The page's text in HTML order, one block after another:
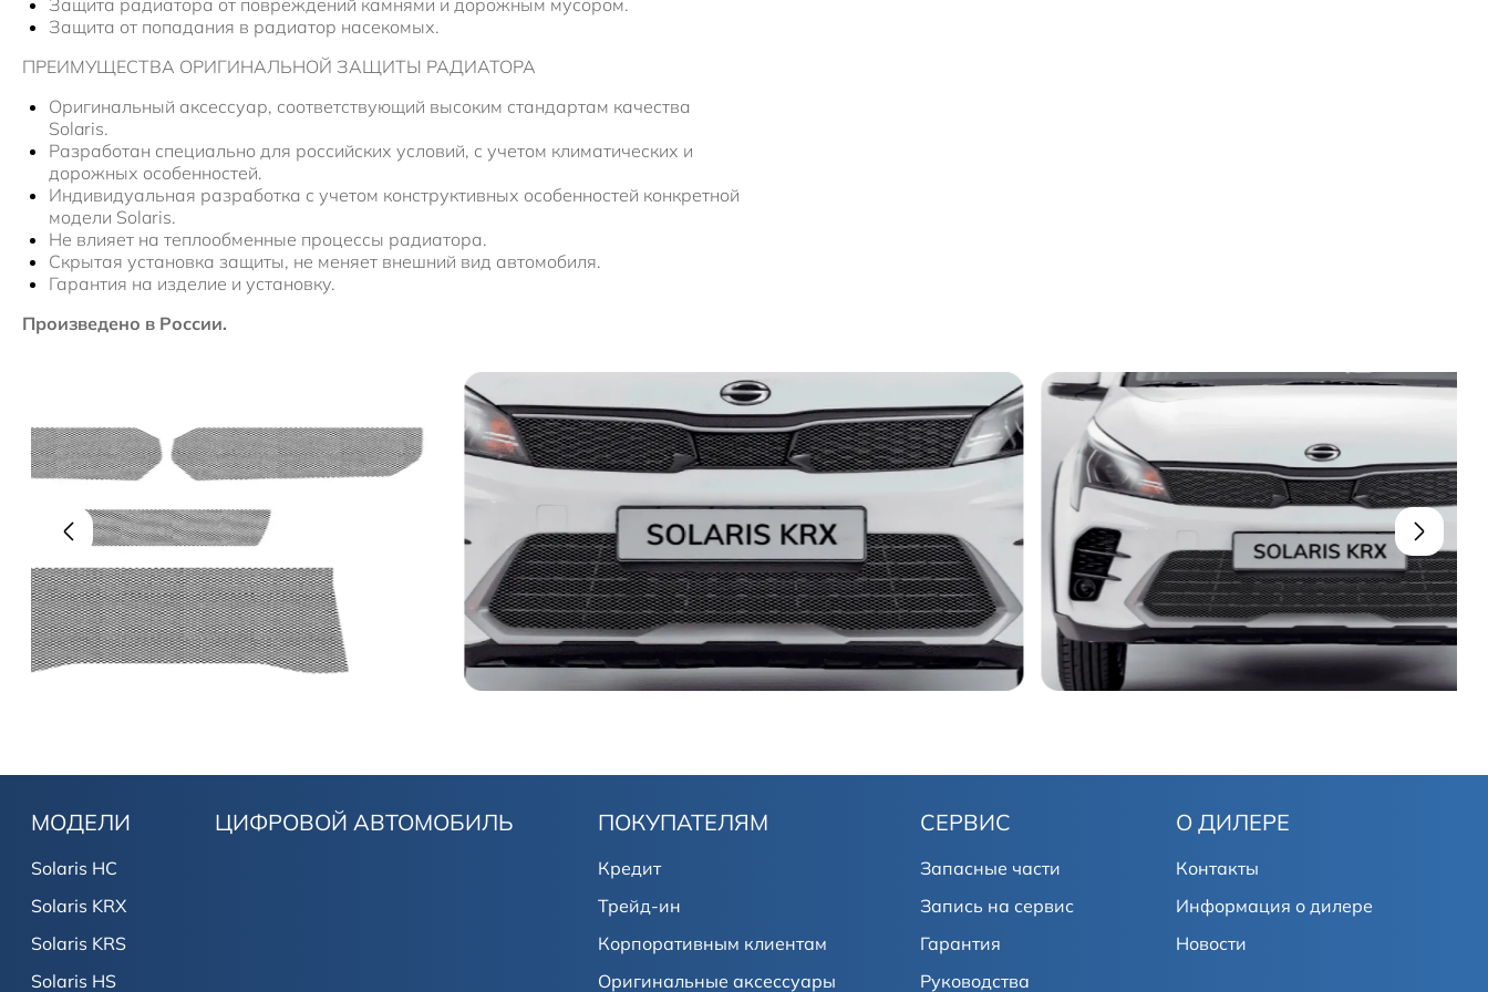
Защита радиатора от повреждений камнями и дорожным мусором.
Защита от попадания в радиатор насекомых.
ПРЕИМУЩЕСТВА ОРИГИНАЛЬНОЙ ЗАЩИТЫ РАДИАТОРА
Оригинальный аксессуар, соответствующий высоким стандартам качества
Solaris.
Разработан специально для российских условий, с учетом климатических и
дорожных особенностей.
Индивидуальная разработка с учетом конструктивных особенностей конкретной
модели Solaris.
Не влияет на теплообменные процессы радиатора.
Скрытая установка защиты, не меняет внешний вид автомобиля.
Гарантия на изделие и установку.
Произведено в России.
МОДЕЛИ
Solaris HC
Solaris KRX
Solaris KRS
Solaris HS
ЦИФРОВОЙ АВТОМОБИЛЬ ПОКУПАТЕЛЯМ
Кредит
Трейд-ин
Корпоративным клиентам
Оригинальные аксессуары
СЕРВИС
Запасные части
Запись на сервис
Гарантия
Руководства
О ДИЛЕРЕ
Контакты
Информация о дилере
Новости